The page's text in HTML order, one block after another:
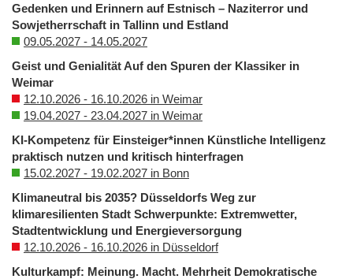
Gedenken und Erinnern auf Estnisch – Naziterror und
Sowjetherrschaft in Tallinn und Estland
09.05.2027 - 14.05.2027
Geist und Genialität Auf den Spuren der Klassiker in
Weimar
12.10.2026 - 16.10.2026 in Weimar
19.04.2027 - 23.04.2027 in Weimar
KI-Kompetenz für Einsteiger*innen Künstliche Intelligenz
praktisch nutzen und kritisch hinterfragen
15.02.2027 - 19.02.2027 in Bonn
Klimaneutral bis 2035? Düsseldorfs Weg zur
klimaresilienten Stadt Schwerpunkte: Extremwetter,
Stadtentwicklung und Energieversorgung
12.10.2026 - 16.10.2026 in Düsseldorf
Kulturkampf: Meinung. Macht. Mehrheit Demokratische